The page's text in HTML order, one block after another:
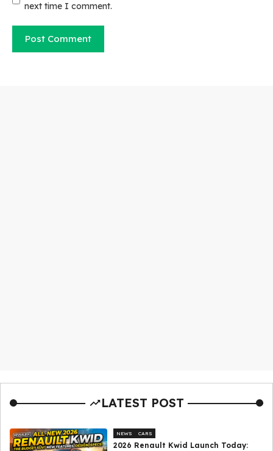
next time I comment.
LATEST POST
NEWS CARS
2026 Renault Kwid Launch Today: